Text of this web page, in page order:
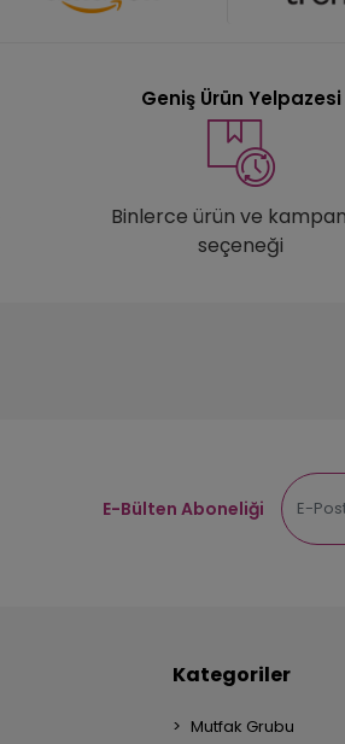
Geniş Ürün Yelpazesi
Binlerce ürün ve
seçeneği
E-Bülten Aboneliği
Kategoriler
Mutfak Grubu